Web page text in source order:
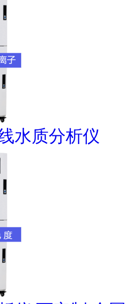
水质分析仪